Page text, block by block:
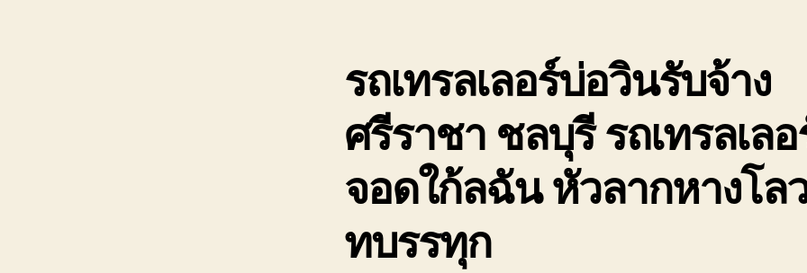
รถเทรลเลอร์บ่อวินรับจ้าง
ศรีราชา ชลบุรี รถเทรลเล
จอดใก้ลฉัน หัวลากหางโล
ทบรรทุก